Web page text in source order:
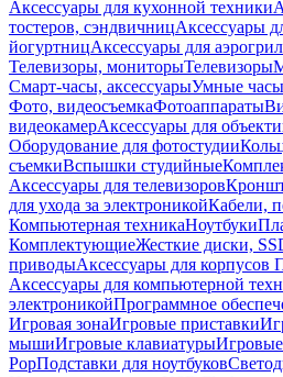
Аксессуары для кухонной техники
тостеров, сэндвичницАксессуары
йогуртницАксессуары для
Телевизоры, мониторыТелевизоры
Смарт-часы, аксессуарыУмные часы
Фото, видеосъемкаФотоаппараты
видеокамерАксессуары для
Оборудование для фотостудии
съемкиВспышки студийные
Аксессуары для телевизоров
для ухода за электроникойКабели,
Компьютерная техникаНоутбуки
КомплектующиеЖесткие диски,
приводыАксессуары для корпусов
Аксессуары для компьютерной
электроникойПрограммное
Игровая зонаИгровые приставки
мышиИгровые клавиатуры
PopПодставки для ноутбуков